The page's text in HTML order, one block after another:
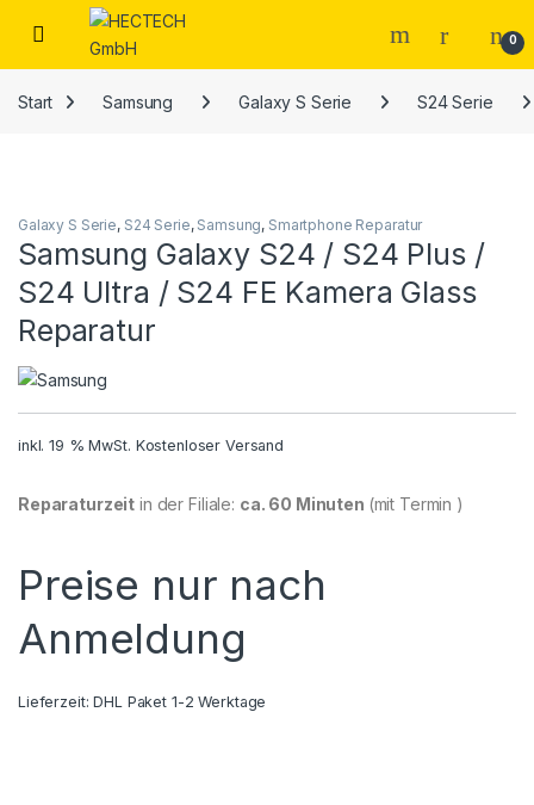
Open 0
Start Samsung Galaxy S Serie S24 Serie
Galaxy S Serie, S24 Serie, Samsung, Smartphone Reparatur
Samsung Galaxy S24 / S24 Plus /
S24 Ultra / S24 FE Kamera Glass
Reparatur
inkl. 19 % MwSt. Kostenloser Versand
Reparaturzeit in der Filiale: ca. 60 Minuten (mit Termin )
Preise nur nach
Anmeldung
Lieferzeit:DHL Paket 1-2 Werktage